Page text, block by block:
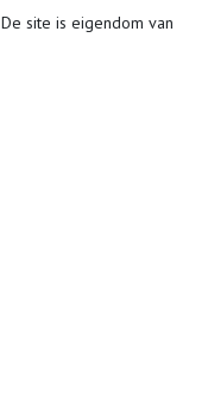
De site is eigendom van